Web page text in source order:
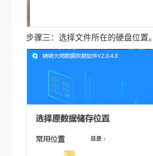
步骤三：选择文件所在的硬盘位置。